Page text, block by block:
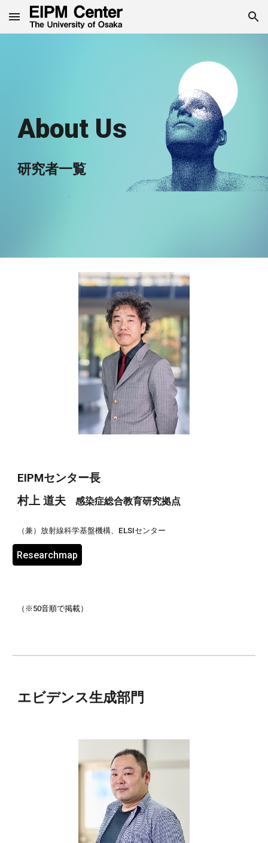
Skip to main content Skip to navigation
About Us
研究者一覧
EIPMセンター長
村上 道夫 感染症総合教育研究拠点
（兼）放射線科学基盤機構、ELSIセンター
Researchmap
（※50音順で掲載）
エビデンス生成部門